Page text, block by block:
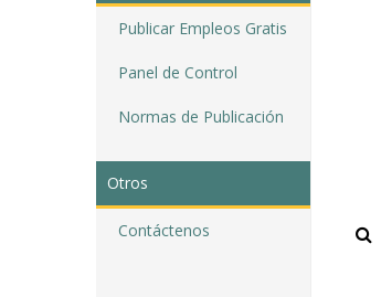
Publicar Empleos Gratis
Panel de Control
Normas de Publicación
Otros
Contáctenos